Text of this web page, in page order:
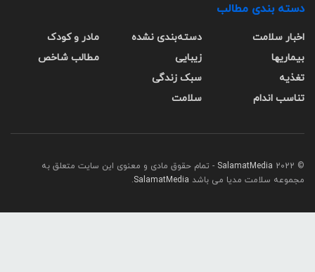
دسته بندی مطالب
اخبار سلامت
بیماریها
تغذیه
تناسب اندام
دسته‌بندی نشده
زیبایی
سبک زندگی
سلامت
مادر و کودک
مطالب شاخص
© 2022
SalamatMedia - تمام حقوق مادی و معنوی این سایت متعلق به
مجموعه سلامت مدیا می باشد SalamatMedia
.